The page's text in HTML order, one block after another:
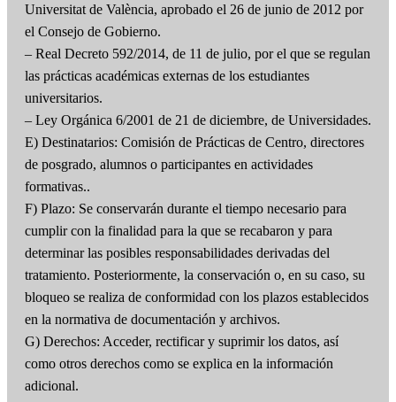
Universitat de València, aprobado el 26 de junio de 2012 por
el Consejo de Gobierno.
– Real Decreto 592/2014, de 11 de julio, por el que se regulan
las prácticas académicas externas de los estudiantes
universitarios.
– Ley Orgánica 6/2001 de 21 de diciembre, de Universidades.
E) Destinatarios: Comisión de Prácticas de Centro, directores
de posgrado, alumnos o participantes en actividades
formativas..
F) Plazo: Se conservarán durante el tiempo necesario para
cumplir con la finalidad para la que se recabaron y para
determinar las posibles responsabilidades derivadas del
tratamiento. Posteriormente, la conservación o, en su caso, su
bloqueo se realiza de conformidad con los plazos establecidos
en la normativa de documentación y archivos.
G) Derechos: Acceder, rectificar y suprimir los datos, así
como otros derechos como se explica en la información
adicional.